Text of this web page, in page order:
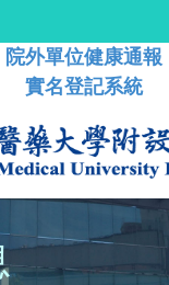
院外單位健康通報
實名登記系統